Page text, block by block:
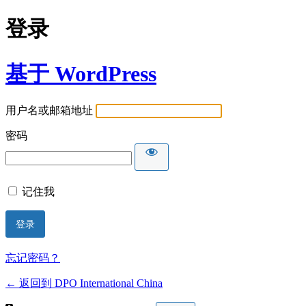
登录
基于 WordPress
用户名或邮箱地址
密码
记住我
忘记密码？
← 返回到 DPO International China